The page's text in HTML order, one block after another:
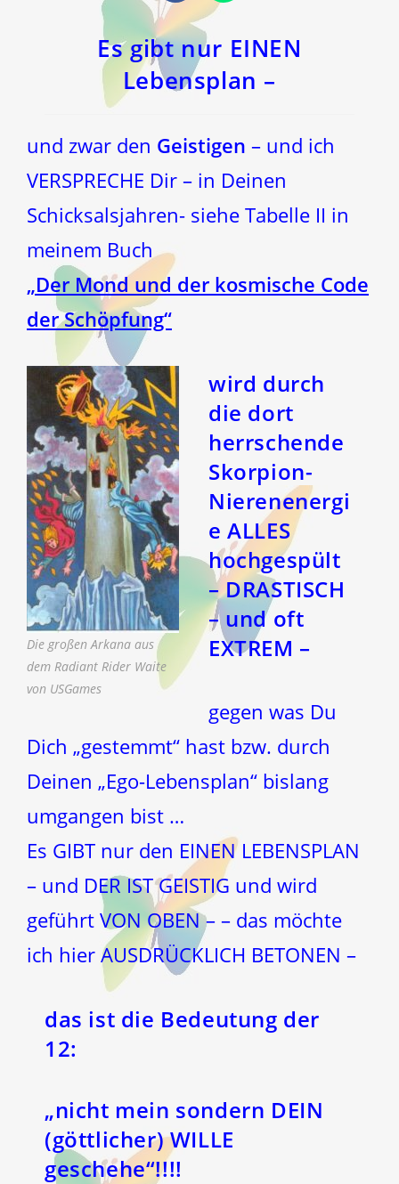
einem
neuen
Fenster Fenster
Es gibt nur EINEN
Lebensplan –
und zwar den Geistigen – und ich
VERSPRECHE Dir – in Deinen
Schicksalsjahren- siehe Tabelle II in
meinem Buch
„Der Mond und der kosmische Code
der Schöpfung“
Die großen Arkana aus
dem Radiant Rider Waite
von USGames
wird durch
die dort
herrschende
Skorpion-
Nierenenergi
eALLES
hochgespült
– DRASTISCH
– und oft
EXTREM –
gegen was Du
Dich „gestemmt“ hast bzw. durch
Deinen „Ego-Lebensplan“ bislang
umgangen bist …
Es GIBT nur den EINEN LEBENSPLAN
– und DER IST GEISTIG und wird
geführt VON OBEN – – das möchte
ich hier AUSDRÜCKLICH BETONEN –
das ist die Bedeutung der
12:
„nicht mein sondern DEIN
(göttlicher) WILLE
geschehe“!!!!